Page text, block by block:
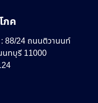
ภค
88/24 ถนนติวานนท์
นทบุรี 11000